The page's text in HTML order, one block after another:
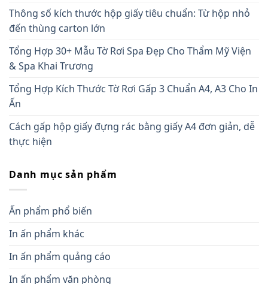
Thông số kích thước hộp giấy tiêu chuẩn: Từ hộp nhỏ
đến thùng carton lớn
Tổng Hợp 30+ Mẫu Tờ Rơi Spa Đẹp Cho Thẩm Mỹ Viện
& Spa Khai Trương
Tổng Hợp Kích Thước Tờ Rơi Gấp 3 Chuẩn A4, A3 Cho In
Ấn
Cách gấp hộp giấy đựng rác bằng giấy A4 đơn giản, dễ
thực hiện
Danh mục sản phẩm
Ấn phẩm phổ biến
In ấn phẩm khác
In ấn phẩm quảng cáo
In ấn phẩm văn phòng